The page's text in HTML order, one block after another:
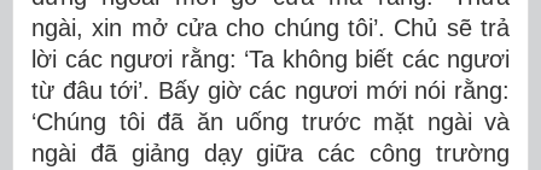
ngài, xin mở cửa cho chúng tôi’. Chủ sẽ trả
lời các ngươi rằng: ‘Ta không biết các ngươi
từ đâu tới’. Bấy giờ các ngươi mới nói rằng:
‘Chúng tôi đã ăn uống trước mặt ngài và
ngài đã giảng dạy giữa các công trường